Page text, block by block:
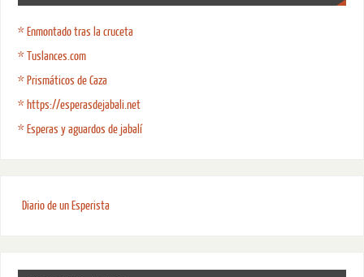
* Enmontado tras la cruceta
* Tuslances.com
* Prismáticos de Caza
* https://esperasdejabali.net
* Esperas y aguardos de jabalí
Diario de un Esperista